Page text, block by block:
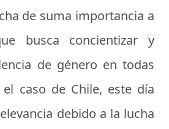
de suma importancia a
busca concientizar y
de género en todas
caso de Chile, este día
debido a la lucha